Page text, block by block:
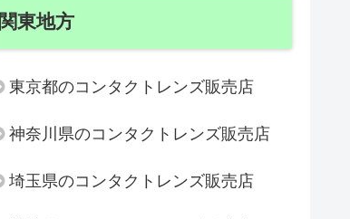
関東地方
東京都のコンタクトレンズ販売店
神奈川県のコンタクトレンズ販売店
埼玉県のコンタクトレンズ販売店